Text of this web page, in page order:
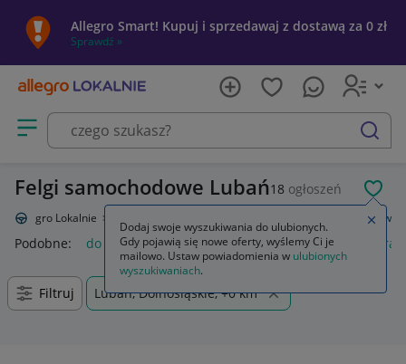
Allegro Smart! Kupuj i sprzedawaj z dostawą za 0 zł
Sprawdź »
Otwórz menu z kategoriami
szukaj
Felgi samochodowe Lubań18 ogłoszeń
Allegro Lokalnie Do samochodów
Podobne: do samochodów gaśnica samochodowa kamera
Filtruj Lubań, Dolnośląskie, +0 km
Dodaj swoje wyszukiwania do ulubionych.
Gdy pojawią się nowe oferty, wyślemy Ci je
mailowo. Ustaw powiadomienia w ulubionych
wyszukiwaniach.